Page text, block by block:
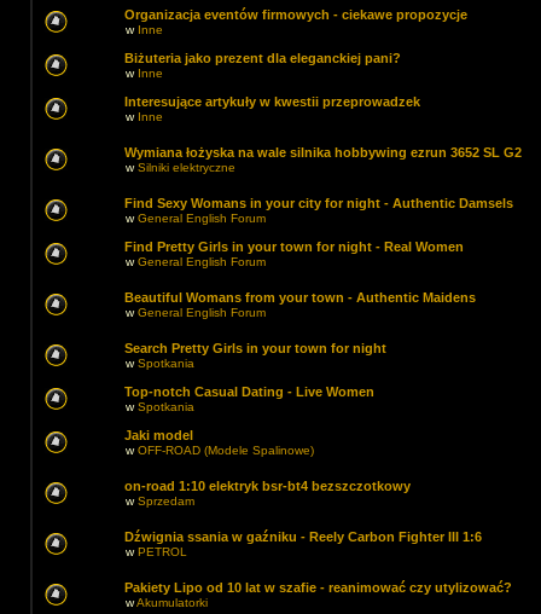
Organizacja eventów firmowych - ciekawe propozycje
w Inne
Biżuteria jako prezent dla eleganckiej pani?
w Inne
Interesujące artykuły w kwestii przeprowadzek
w Inne
Wymiana łożyska na wale silnika hobbywing ezrun 3652 SL G2
wSilniki elektryczne
Find Sexy Womans in your city for night - Authentic Damsels
wGeneral English Forum
Find Pretty Girls in your town for night - Real Women
wGeneral English Forum
Beautiful Womans from your town - Authentic Maidens
wGeneral English Forum
Search Pretty Girls in your town for night
wSpotkania
Top-notch Сasual Dating - Live Women
wSpotkania
Jaki model
wOFF-ROAD (Modele Spalinowe)
on-road 1:10 elektryk bsr-bt4 bezszczotkowy
wSprzedam
Dźwignia ssania w gaźniku - Reely Carbon Fighter III 1:6
wPETROL
Pakiety Lipo od 10 lat w szafie - reanimować czy utylizować?
wAkumulatorki